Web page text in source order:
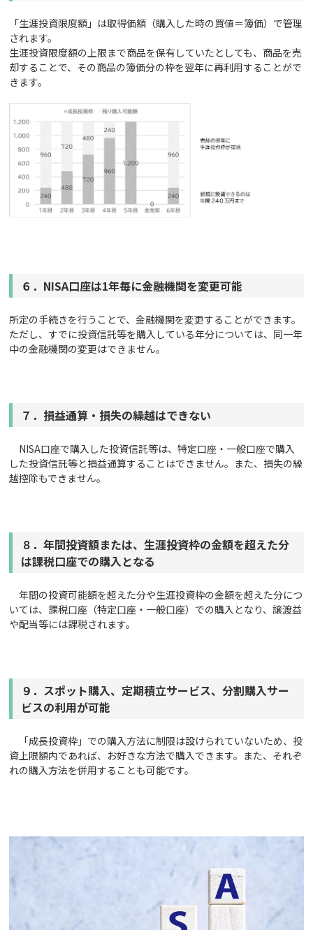
「生涯投資限度額」は取得価額（購入した時の買値＝簿価）で管理
されます。
生涯投資限度額の上限まで商品を保有していたとしても、商品を売
却することで、その商品の簿価分の枠を翌年に再利用することがで
きます。
６．NISA口座は1年毎に金融機関を変更可能
所定の手続きを行うことで、金融機関を変更することができます。
ただし、すでに投資信託等を購入している年分については、同一年
中の金融機関の変更はできません。
７．損益通算・損失の繰越はできない
NISA口座で購入した投資信託等は、特定口座・一般口座で購入
した投資信託等と損益通算することはできません。また、損失の繰
越控除もできません。
８．年間投資額または、生涯投資枠の金額を超えた分
は課税口座での購入となる
年間の投資可能額を超えた分や生涯投資枠の金額を超えた分につ
いては、課税口座（特定口座・一般口座）での購入となり、譲渡益
や配当等には課税されます。
９．スポット購入、定期積立サービス、分割購入サー
ビスの利用が可能
「成長投資枠」での購入方法に制限は設けられていないため、投
資上限額内であれば、お好きな方法で購入できます。また、それぞ
れの購入方法を併用することも可能です。